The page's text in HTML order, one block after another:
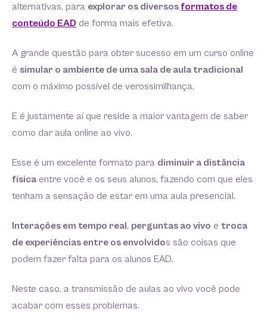
alternativas, para explorar os diversos formatos de
conteúdo EAD de forma mais efetiva.
A grande questão para obter sucesso em um curso online
é simular o ambiente de uma sala de aula tradicional
com o máximo possível de verossimilhança.
E é justamente aí que reside a maior vantagem de saber
como dar aula online ao vivo.
Esse é um excelente formato para diminuir a distância
física entre você e os seus alunos, fazendo com que eles
tenham a sensação de estar em uma aula presencial.
Interações em tempo real, perguntas ao vivo e troca
de experiências entre os envolvidos são coisas que
podem fazer falta para os alunos EAD.
Neste caso, a transmissão de aulas ao vivo você pode
acabar com esses problemas.